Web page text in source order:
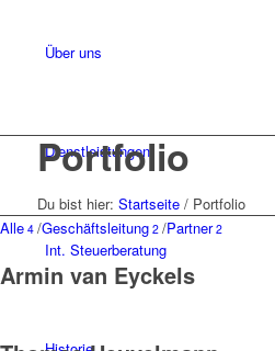
Über uns
Dienstleistungen
Int. Steuerberatung
Portfolio
Du bist hier: Startseite / Portfolio
Alle 4 /Geschäftsleitung 2 /Partner2
Armin van Eyckels